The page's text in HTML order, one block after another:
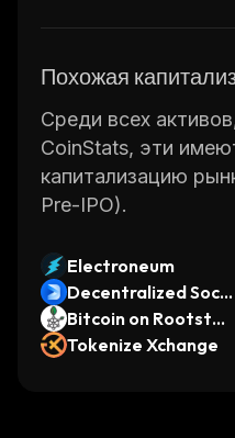
Похожая
Среди всех
CoinStats, эти
капитализацию
Pre-IPO).
Electroneum
Decentralized Soci
al
Bitcoin on Rootstoc
k
Tokenize Xchange